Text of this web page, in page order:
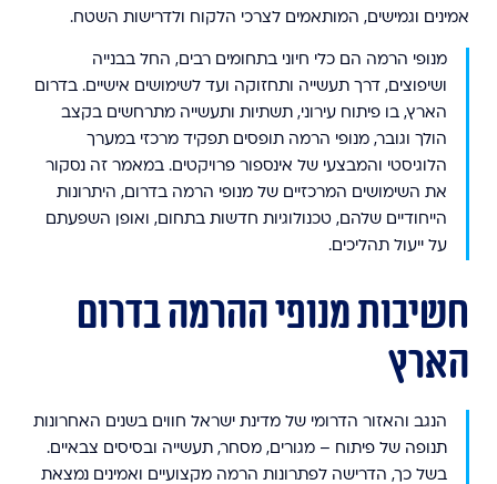
אמינים וגמישים, המותאמים לצרכי הלקוח ולדרישות השטח.
מנופי הרמה הם כלי חיוני בתחומים רבים, החל בבנייה
ושיפוצים, דרך תעשייה ותחזוקה ועד לשימושים אישיים. בדרום
הארץ, בו פיתוח עירוני, תשתיות ותעשייה מתרחשים בקצב
הולך וגובר, מנופי הרמה תופסים תפקיד מרכזי במערך
הלוגיסטי והמבצעי של אינספור פרויקטים. במאמר זה נסקור
את השימושים המרכזיים של מנופי הרמה בדרום, היתרונות
הייחודיים שלהם, טכנולוגיות חדשות בתחום, ואופן השפעתם
על ייעול תהליכים.
חשיבות מנופי ההרמה בדרום
הארץ
הנגב והאזור הדרומי של מדינת ישראל חווים בשנים האחרונות
תנופה של פיתוח – מגורים, מסחר, תעשייה ובסיסים צבאיים.
בשל כך, הדרישה לפתרונות הרמה מקצועיים ואמינים נמצאת